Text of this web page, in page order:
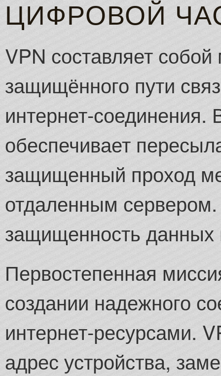
ЦИФРОВОЙ
VPN составляет
защищённого пути
интернет-соединения.
обеспечивает
защищенный проход
отдаленным сервером.
защищенность данных
Первостепенная
создании надежного
интернет-ресурсами.
адрес устройства,